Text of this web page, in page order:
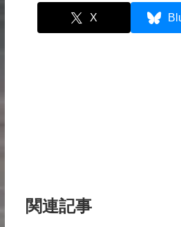
X
関連記事